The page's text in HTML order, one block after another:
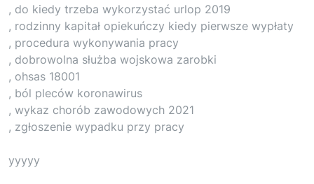
, do kiedy trzeba wykorzystać urlop 2019
, rodzinny kapitał opiekuńczy kiedy pierwsze wypłaty
, procedura wykonywania pracy
, dobrowolna służba wojskowa zarobki
, ohsas 18001
, ból pleców koronawirus
, wykaz chorób zawodowych 2021
, zgłoszenie wypadku przy pracy
yyyyy